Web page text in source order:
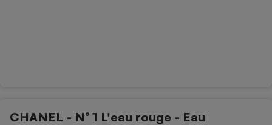
CHANEL - N° 1 L'eau rouge - Eau